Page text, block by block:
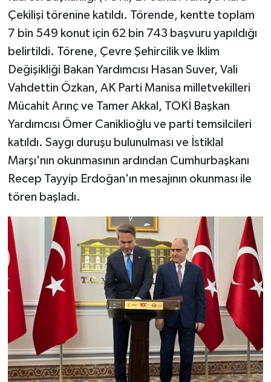
Çekilişi törenine katıldı. Törende, kentte toplam
7 bin 549 konut için 62 bin 743 başvuru yapıldığı
belirtildi. Törene, Çevre Şehircilik ve İklim
Değişikliği Bakan Yardımcısı Hasan Suver, Vali
Vahdettin Özkan, AK Parti Manisa milletvekilleri
Mücahit Arınç ve Tamer Akkal, TOKİ Başkan
Yardımcısı Ömer Caniklioğlu ve parti temsilcileri
katıldı. Saygı duruşu bulunulması ve İstiklal
Marşı'nın okunmasının ardından Cumhurbaşkanı
Recep Tayyip Erdoğan'ın mesajının okunması ile
tören başladı.